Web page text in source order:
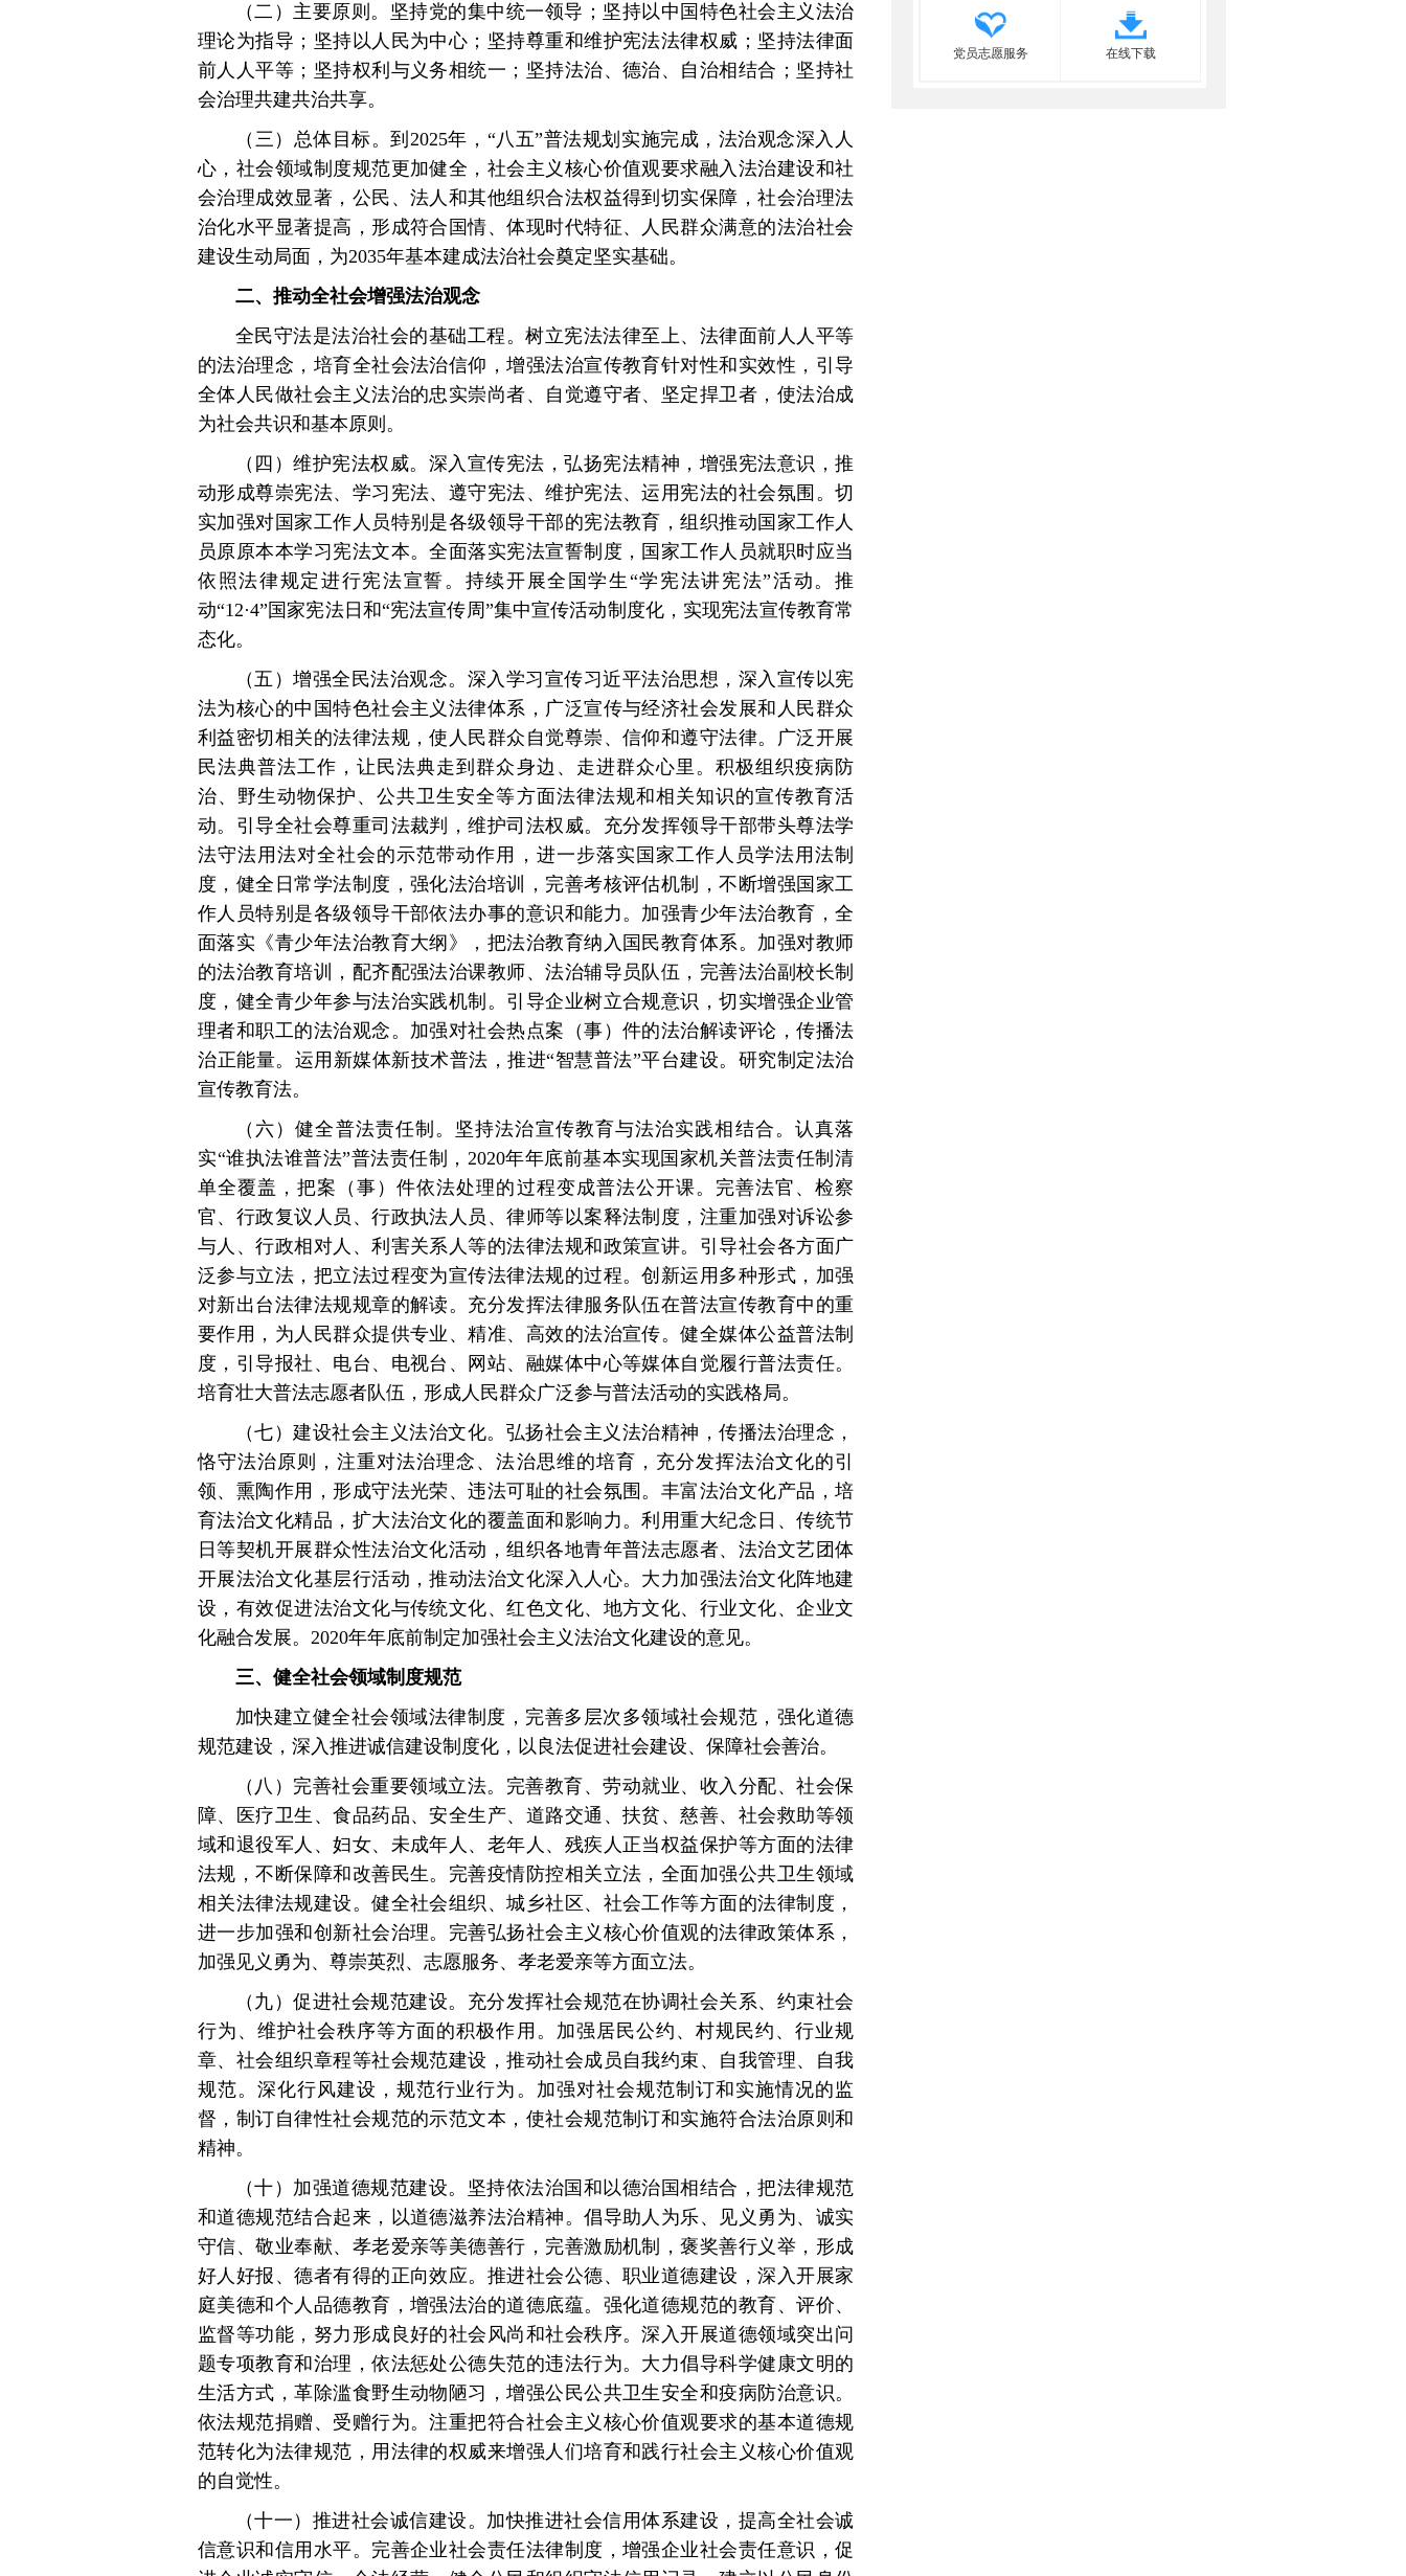
（二）主要原则。坚持党的集中统一领导；坚持以中国特色社会主义法治
理论为指导；坚持以人民为中心；坚持尊重和维护宪法法律权威；坚持法律面
前人人平等；坚持权利与义务相统一；坚持法治、德治、自治相结合；坚持社
会治理共建共治共享。
（三）总体目标。到2025年，“八五”普法规划实施完成，法治观念深入人
心，社会领域制度规范更加健全，社会主义核心价值观要求融入法治建设和社
会治理成效显著，公民、法人和其他组织合法权益得到切实保障，社会治理法
治化水平显著提高，形成符合国情、体现时代特征、人民群众满意的法治社会
建设生动局面，为2035年基本建成法治社会奠定坚实基础。
二、推动全社会增强法治观念
全民守法是法治社会的基础工程。树立宪法法律至上、法律面前人人平等
的法治理念，培育全社会法治信仰，增强法治宣传教育针对性和实效性，引导
全体人民做社会主义法治的忠实崇尚者、自觉遵守者、坚定捍卫者，使法治成
为社会共识和基本原则。
（四）维护宪法权威。深入宣传宪法，弘扬宪法精神，增强宪法意识，推
动形成尊崇宪法、学习宪法、遵守宪法、维护宪法、运用宪法的社会氛围。切
实加强对国家工作人员特别是各级领导干部的宪法教育，组织推动国家工作人
员原原本本学习宪法文本。全面落实宪法宣誓制度，国家工作人员就职时应当
依照法律规定进行宪法宣誓。持续开展全国学生“学宪法讲宪法”活动。推
动“12·4”国家宪法日和“宪法宣传周”集中宣传活动制度化，实现宪法宣传教育常
态化。
（五）增强全民法治观念。深入学习宣传习近平法治思想，深入宣传以宪
法为核心的中国特色社会主义法律体系，广泛宣传与经济社会发展和人民群众
利益密切相关的法律法规，使人民群众自觉尊崇、信仰和遵守法律。广泛开展
民法典普法工作，让民法典走到群众身边、走进群众心里。积极组织疫病防
治、野生动物保护、公共卫生安全等方面法律法规和相关知识的宣传教育活
动。引导全社会尊重司法裁判，维护司法权威。充分发挥领导干部带头尊法学
法守法用法对全社会的示范带动作用，进一步落实国家工作人员学法用法制
度，健全日常学法制度，强化法治培训，完善考核评估机制，不断增强国家工
作人员特别是各级领导干部依法办事的意识和能力。加强青少年法治教育，全
面落实《青少年法治教育大纲》，把法治教育纳入国民教育体系。加强对教师
的法治教育培训，配齐配强法治课教师、法治辅导员队伍，完善法治副校长制
度，健全青少年参与法治实践机制。引导企业树立合规意识，切实增强企业管
理者和职工的法治观念。加强对社会热点案（事）件的法治解读评论，传播法
治正能量。运用新媒体新技术普法，推进“智慧普法”平台建设。研究制定法治
宣传教育法。
（六）健全普法责任制。坚持法治宣传教育与法治实践相结合。认真落
实“谁执法谁普法”普法责任制，2020年年底前基本实现国家机关普法责任制清
单全覆盖，把案（事）件依法处理的过程变成普法公开课。完善法官、检察
官、行政复议人员、行政执法人员、律师等以案释法制度，注重加强对诉讼参
与人、行政相对人、利害关系人等的法律法规和政策宣讲。引导社会各方面广
泛参与立法，把立法过程变为宣传法律法规的过程。创新运用多种形式，加强
对新出台法律法规规章的解读。充分发挥法律服务队伍在普法宣传教育中的重
要作用，为人民群众提供专业、精准、高效的法治宣传。健全媒体公益普法制
度，引导报社、电台、电视台、网站、融媒体中心等媒体自觉履行普法责任。
培育壮大普法志愿者队伍，形成人民群众广泛参与普法活动的实践格局。
（七）建设社会主义法治文化。弘扬社会主义法治精神，传播法治理念，
恪守法治原则，注重对法治理念、法治思维的培育，充分发挥法治文化的引
领、熏陶作用，形成守法光荣、违法可耻的社会氛围。丰富法治文化产品，培
育法治文化精品，扩大法治文化的覆盖面和影响力。利用重大纪念日、传统节
日等契机开展群众性法治文化活动，组织各地青年普法志愿者、法治文艺团体
开展法治文化基层行活动，推动法治文化深入人心。大力加强法治文化阵地建
设，有效促进法治文化与传统文化、红色文化、地方文化、行业文化、企业文
化融合发展。2020年年底前制定加强社会主义法治文化建设的意见。
三、健全社会领域制度规范
加快建立健全社会领域法律制度，完善多层次多领域社会规范，强化道德
规范建设，深入推进诚信建设制度化，以良法促进社会建设、保障社会善治。
（八）完善社会重要领域立法。完善教育、劳动就业、收入分配、社会保
障、医疗卫生、食品药品、安全生产、道路交通、扶贫、慈善、社会救助等领
域和退役军人、妇女、未成年人、老年人、残疾人正当权益保护等方面的法律
法规，不断保障和改善民生。完善疫情防控相关立法，全面加强公共卫生领域
相关法律法规建设。健全社会组织、城乡社区、社会工作等方面的法律制度，
进一步加强和创新社会治理。完善弘扬社会主义核心价值观的法律政策体系，
加强见义勇为、尊崇英烈、志愿服务、孝老爱亲等方面立法。
（九）促进社会规范建设。充分发挥社会规范在协调社会关系、约束社会
行为、维护社会秩序等方面的积极作用。加强居民公约、村规民约、行业规
章、社会组织章程等社会规范建设，推动社会成员自我约束、自我管理、自我
规范。深化行风建设，规范行业行为。加强对社会规范制订和实施情况的监
督，制订自律性社会规范的示范文本，使社会规范制订和实施符合法治原则和
精神。
（十）加强道德规范建设。坚持依法治国和以德治国相结合，把法律规范
和道德规范结合起来，以道德滋养法治精神。倡导助人为乐、见义勇为、诚实
守信、敬业奉献、孝老爱亲等美德善行，完善激励机制，褒奖善行义举，形成
好人好报、德者有得的正向效应。推进社会公德、职业道德建设，深入开展家
庭美德和个人品德教育，增强法治的道德底蕴。强化道德规范的教育、评价、
监督等功能，努力形成良好的社会风尚和社会秩序。深入开展道德领域突出问
题专项教育和治理，依法惩处公德失范的违法行为。大力倡导科学健康文明的
生活方式，革除滥食野生动物陋习，增强公民公共卫生安全和疫病防治意识。
依法规范捐赠、受赠行为。注重把符合社会主义核心价值观要求的基本道德规
范转化为法律规范，用法律的权威来增强人们培育和践行社会主义核心价值观
的自觉性。
（十一）推进社会诚信建设。加快推进社会信用体系建设，提高全社会诚
信意识和信用水平。完善企业社会责任法律制度，增强企业社会责任意识，促
党员志愿服务 在线下载